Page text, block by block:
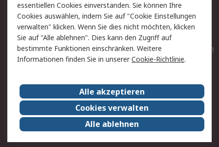
AGB
Datenschutz
Cookie-Richtlinie
Zahlungsbedingungen
Copyright/Impressum
Entsorgung
Elektrogeräte/Batterien
RS weltweit
Karriere bei RS
Nachhaltigkeit
Qualität/Umwelt/ZertifikatePresse-Center
Event-Center
essentiellen Cookies einverstanden. Sie können Ihre
Cookies auswählen, indem Sie auf "Cookie Einstellungen
verwalten" klicken. Wenn Sie dies nicht möchten, klicken
Sie auf "Alle ablehnen". Dies kann den Zugriff auf
bestimmte Funktionen einschränken. Weitere
Informationen finden Sie in unsererCookie-Richtlinie.
Alle akzeptieren
Cookies verwalten
Alle ablehnen